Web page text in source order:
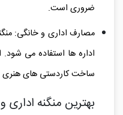
ضروری است.
مصارف اداری و خانگی:
اداره‌ ها استفاده می‌ شود.
ساخت کاردستی‌ های هنری
بهترین منگنه اداری